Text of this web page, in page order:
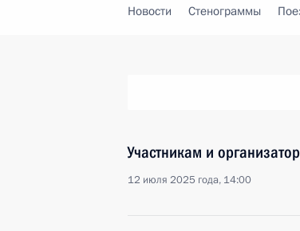
Новости Стенограммы
Участникам и
12 июля 2025 года, 14:00